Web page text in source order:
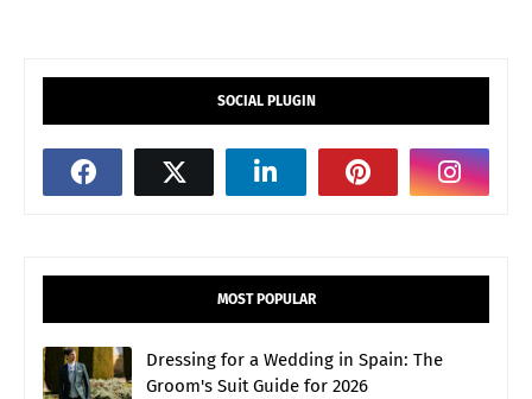
SOCIAL PLUGIN
MOST POPULAR
Dressing for a Wedding in Spain: The
Groom's Suit Guide for 2026